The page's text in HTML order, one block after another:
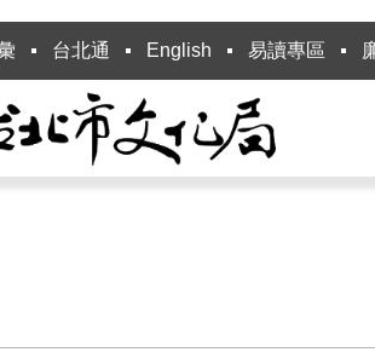
台北通 English 易讀專區